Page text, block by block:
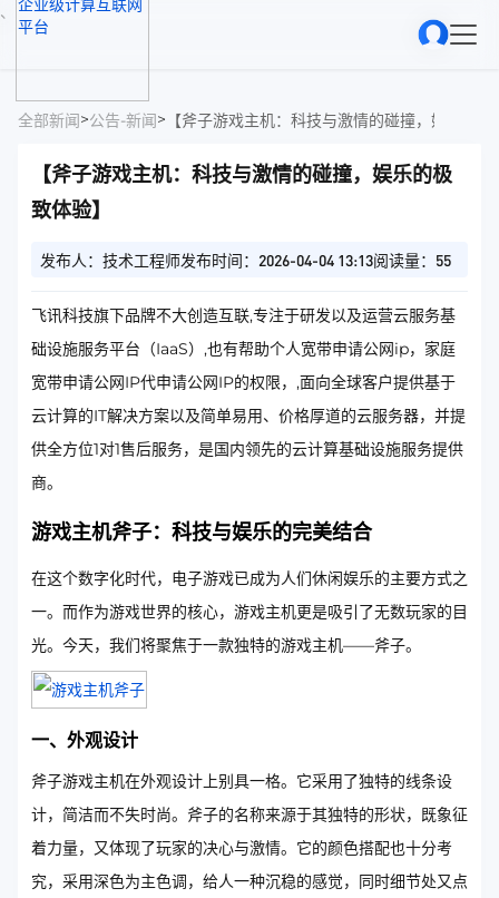
、
全部新闻>公告-新闻> 【斧子游戏主机：科技与激情的碰撞，娱乐的
【斧子游戏主机：科技与激情的碰撞，娱乐的极
致体验】
发布人：技术工程师发布时间：2026-04-04 13:13阅读量：55
飞讯科技旗下品牌不大创造互联,专注于研发以及运营云服务基
础设施服务平台（IaaS）,也有帮助个人宽带申请公网ip，家庭
宽带申请公网IP代申请公网IP的权限，,面向全球客户提供基于
云计算的IT解决方案以及简单易用、价格厚道的云服务器，并提
供全方位1对1售后服务，是国内领先的云计算基础设施服务提供
商。
游戏主机斧子：科技与娱乐的完美结合
在这个数字化时代，电子游戏已成为人们休闲娱乐的主要方式之
一。而作为游戏世界的核心，游戏主机更是吸引了无数玩家的目
光。今天，我们将聚焦于一款独特的游戏主机——斧子。
一、外观设计
斧子游戏主机在外观设计上别具一格。它采用了独特的线条设
计，简洁而不失时尚。斧子的名称来源于其独特的形状，既象征
着力量，又体现了玩家的决心与激情。它的颜色搭配也十分考
究，采用深色为主色调，给人一种沉稳的感觉，同时细节处又点